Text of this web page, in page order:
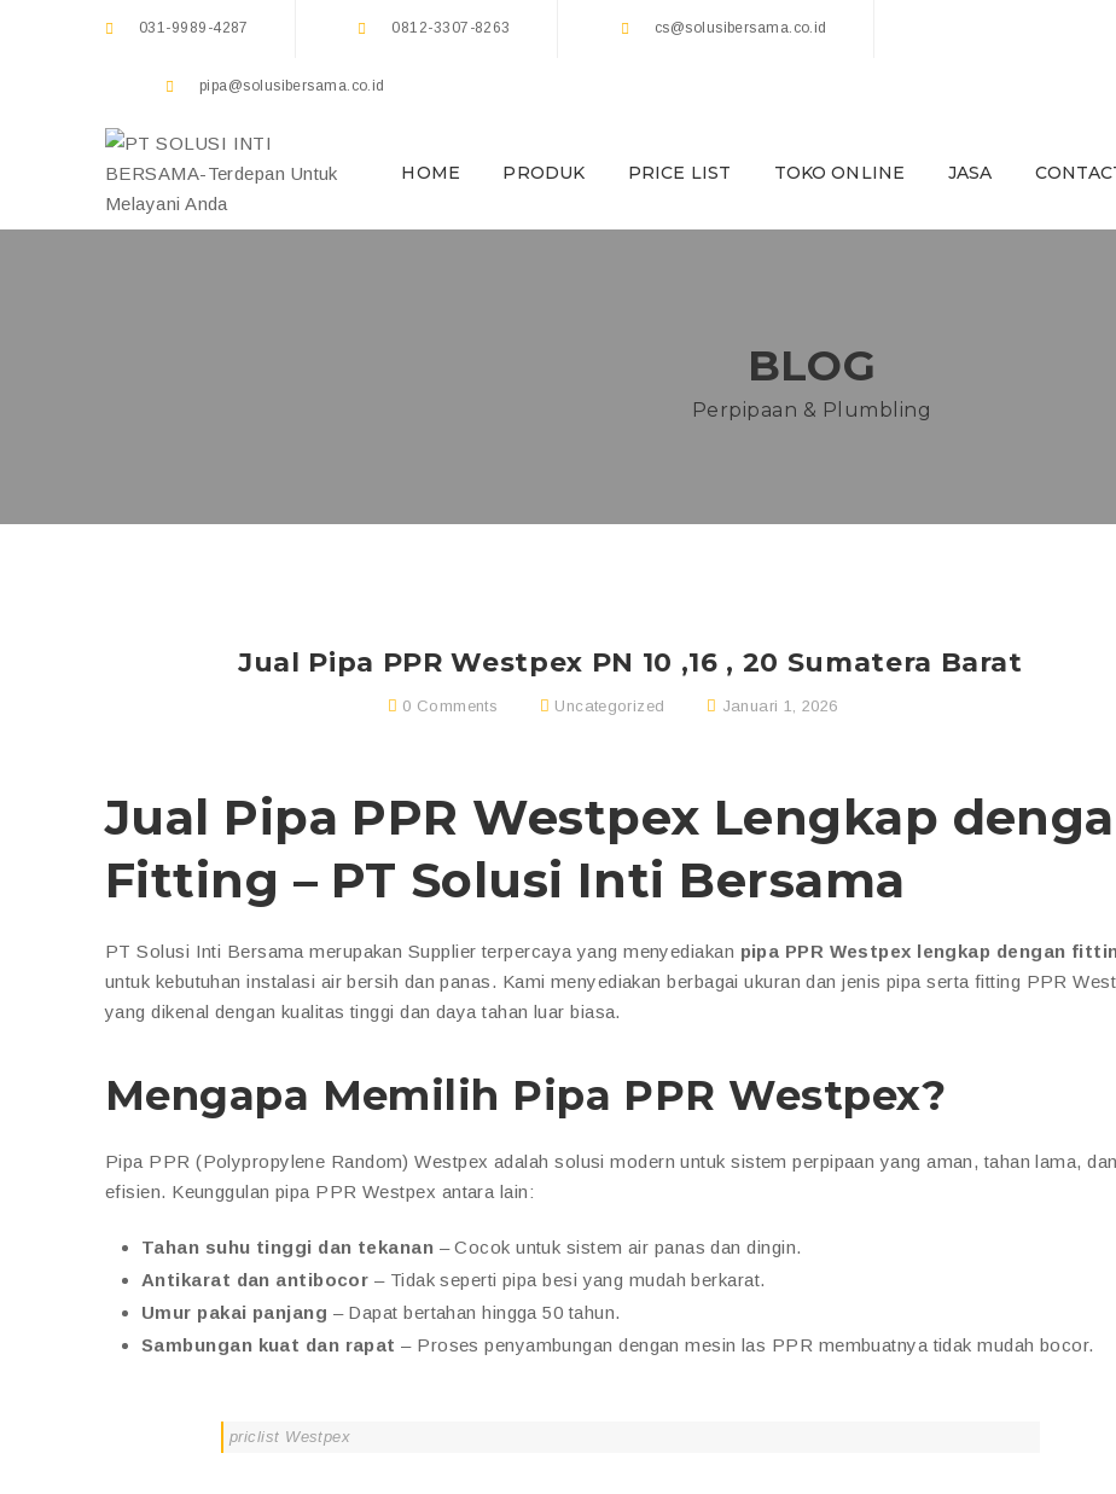
031-9989-4287 0812-3307-8263 cs@solusibersama.co.id
pipa@solusibersama.co.id
HOME PRODUK PRICE LIST TOKO ONLINE JASA
BLOG
Perpipaan & Plumbling
Jual Pipa PPR Westpex PN 10 ,16 , 20 Sumatera Barat
0 Comments Uncategorized Januari 1, 2026
Jual Pipa PPR Westpex Lengkap
Fitting – PT Solusi Inti Bersama
PT Solusi Inti Bersama merupakan Supplier terpercaya yang menyediakan pipa PPR Westpex lengkap dengan
untuk kebutuhan instalasi air bersih dan panas. Kami menyediakan berbagai ukuran dan jenis pipa serta fitting PPR
yang dikenal dengan kualitas tinggi dan daya tahan luar biasa.
Mengapa Memilih Pipa PPR Westpex?
Pipa PPR (Polypropylene Random) Westpex adalah solusi modern untuk sistem perpipaan yang aman, tahan lama, dan
efisien. Keunggulan pipa PPR Westpex antara lain:
Tahan suhu tinggi dan tekanan – Cocok untuk sistem air panas dan dingin.
Antikarat dan antibocor – Tidak seperti pipa besi yang mudah berkarat.
Umur pakai panjang – Dapat bertahan hingga 50 tahun.
Sambungan kuat dan rapat – Proses penyambungan dengan mesin las PPR membuatnya tidak mudah bocor.
priclist Westpex